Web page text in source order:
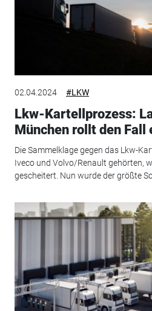
02.04.2024 #LKW
Lkw-Kartellprozess:
München rollt den Fall
Die Sammelklage gegen das Lkw-
Iveco und Volvo/Renault gehörten,
gescheitert. Nun wurde der größte